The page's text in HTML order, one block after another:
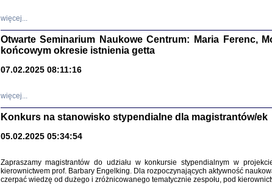
Pisma
Warszawie
więcej...
Otwarte Seminarium Naukowe Centrum: Maria Ferenc,
końcowym okresie istnienia getta
07.02.2025 08:11:16
więcej...
Konkurs na stanowisko stypendialne dla magistrantów/ek
05.02.2025 05:34:54
Zapraszamy magistrantów do udziału w konkursie stypendialnym w
kierownictwem prof. Barbary Engelking. Dla rozpoczynających aktywność
czerpać wiedzę od dużego i zróżnicowanego tematycznie zespołu, pod